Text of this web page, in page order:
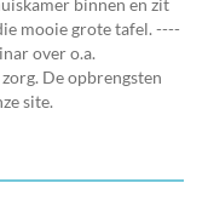
binnen en zit
mooie grote tafel. ----
over o.a.
De opbrengsten
site.